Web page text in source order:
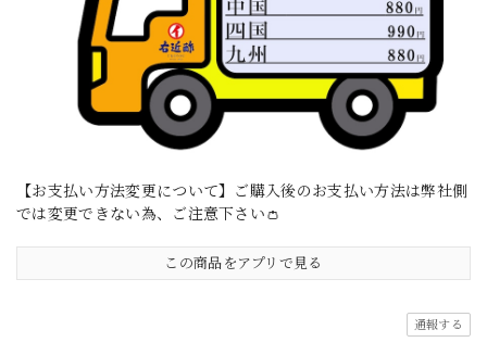
【お支払い方法変更について】ご購入後のお支払い方法は弊社側
では変更できない為、ご注意下さい👛
この商品をアプリで見る
通報する